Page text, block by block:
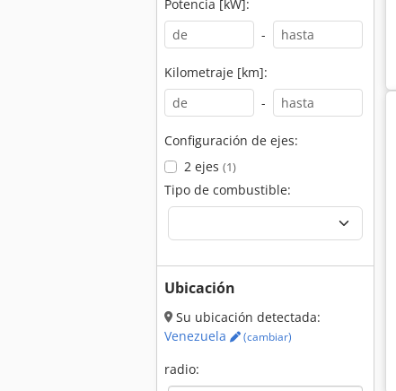
Potencia [kW]:
-
Kilometraje [km]:
-
Configuración de ejes:
2 ejes (1)
Tipo de combustible:
Ubicación
Su ubicación detectada:
Venezuela
(cambiar)
radio: